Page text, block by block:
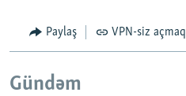
Paylaş VPN-siz açmaq
Gündəm